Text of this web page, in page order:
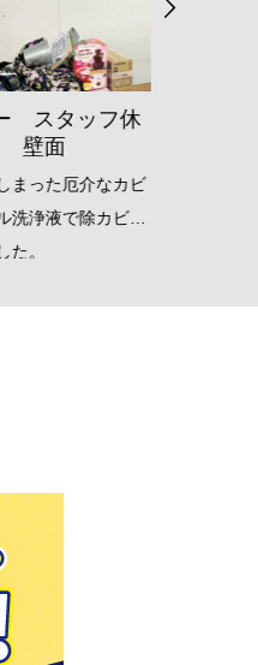
タッフ休
面
た厄介なカビ
液で除カビし